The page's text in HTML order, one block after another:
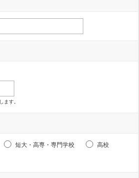
ます。
短大・高専・専門学校
高校